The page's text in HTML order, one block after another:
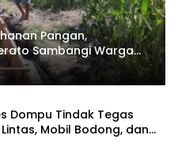
Pangan,
Sambangi Warga
Dompu Tindak Tegas
Mobil Bodong, dan
Pajak